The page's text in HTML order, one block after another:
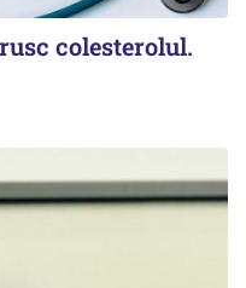
colesterolul.